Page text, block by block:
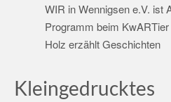
WIR in Wennigsen e.V. ist
Programm beim KwARTier
Holz erzählt Geschichten
Kleingedrucktes